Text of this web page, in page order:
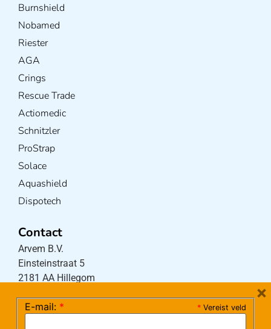
Burnshield
Nobamed
Riester
AGA
Crings
Rescue Trade
Actiomedic
Schnitzler
ProStrap
Solace
Aquashield
Dispotech
Contact
Arvem B.V.
Einsteinstraat 5
2181 AA Hillegom
* Vereist veld
E-mail: *
×